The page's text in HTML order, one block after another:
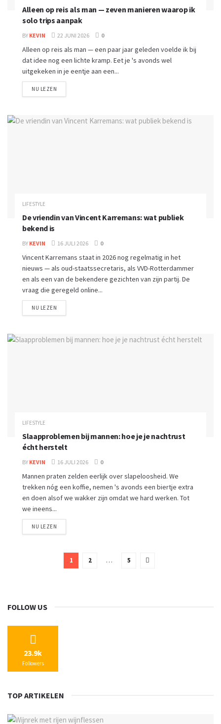
Alleen op reis als man — zeven manieren waarop ik
solo trips aanpak
BY KEVIN 22 JUNI 2026 0
Alleen op reis als man — een paar jaar geleden voelde ik bij
dat idee nog een lichte kramp. Eet je 's avonds wel
uitgekeken in je eentje aan een...
NU LEZEN
LIFESTYLE
De vriendin van Vincent Karremans: wat publiek
bekend is
BY KEVIN 16 JULI 2026 0
Vincent Karremans staat in 2026 nog regelmatig in het
nieuws — als oud-staatssecretaris, als VVD-Rotterdammer
en als een van de bekendere gezichten van zijn partij. De
vraag die geregeld online...
NU LEZEN
LIFESTYLE
Slaapproblemen bij mannen: hoe je je nachtrust
écht herstelt
BY KEVIN 16 JULI 2026 0
Mannen praten zelden eerlijk over slapeloosheid. We
trekken nóg een koffie, nemen 's avonds een biertje extra
en doen alsof we wakker zijn omdat we hard werken. Tot
we ineens...
NU LEZEN
1 2 … 5
FOLLOW US
23.9k
Followers
TOP ARTIKELEN